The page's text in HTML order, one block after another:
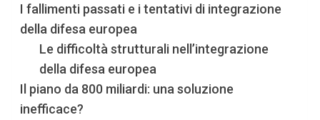
I fallimenti passati e i tentativi di integrazione
della difesa europea
Le difficoltà strutturali nell’integrazione
della difesa europea
Il piano da 800 miliardi: una soluzione
inefficace?